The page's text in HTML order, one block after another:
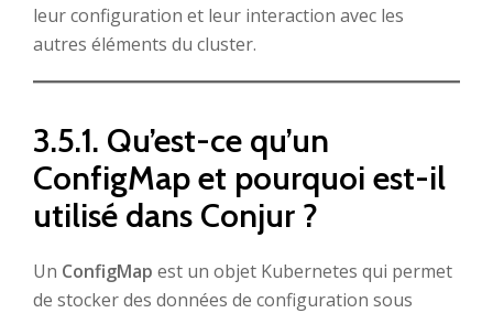
leur configuration et leur interaction avec les
autres éléments du cluster.
3.5.1. Qu’est-ce qu’un
ConfigMap et pourquoi est-il
utilisé dans Conjur ?
Un ConfigMap est un objet Kubernetes qui permet
de stocker des données de configuration sous